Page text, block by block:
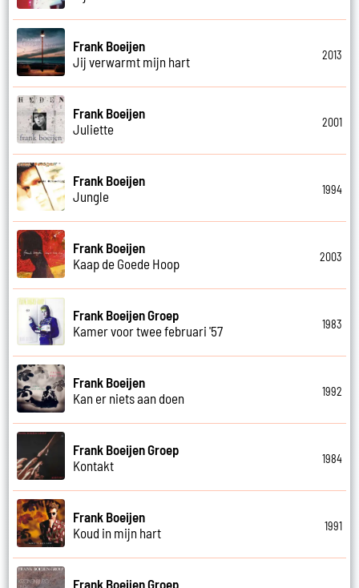
Frank Boeijen
Jij verwarmt mijn hart
2013
Frank Boeijen
Juliette
2001
Frank Boeijen
Jungle
1994
Frank Boeijen
Kaap de Goede Hoop
2003
Frank Boeijen Groep
Kamer voor twee februari '57
1983
Frank Boeijen
Kan er niets aan doen
1992
Frank Boeijen Groep
Kontakt
1984
Frank Boeijen
Koud in mijn hart
1991
Frank Boeijen Groep